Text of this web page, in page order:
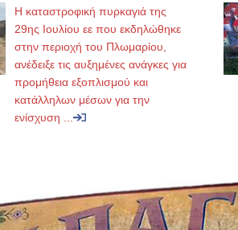
Η καταστροφική πυρκαγιά της
29ης Ιουλίου εε που εκδηλώθηκε
στην περιοχή του Πλωμαρίου,
ανέδειξε τις αυξημένες ανάγκες για
προμήθεια εξοπλισμού και
κατάλληλων μέσων για την
ενίσχυση ...